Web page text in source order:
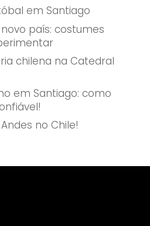
em Santiago
país: costumes
chilena na Catedral
em Santiago: como
no Chile!